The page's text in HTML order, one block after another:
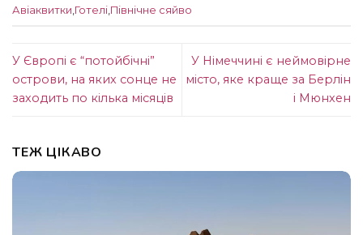
Авіаквитки,Готелі,Північне сяйво
У Європі є “потойбічні”
острови, на яких сонце не
заходить по кілька місяців
У Німеччині є неймовірне
місто, яке краще за Берлін
і Мюнхен
ТЕЖ ЦІКАВО